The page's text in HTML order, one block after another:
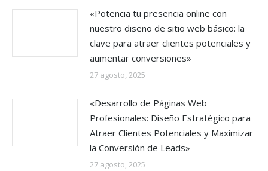
«Potencia tu presencia online con
nuestro diseño de sitio web básico: la
clave para atraer clientes potenciales y
aumentar conversiones»
27 agosto, 2025
«Desarrollo de Páginas Web
Profesionales: Diseño Estratégico para
Atraer Clientes Potenciales y Maximizar
la Conversión de Leads»
27 agosto, 2025